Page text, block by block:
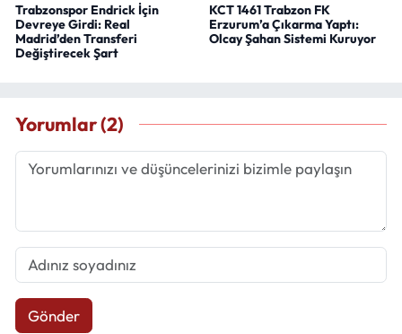
Trabzonspor Endrick İçin
Devreye Girdi: Real
Madrid’den Transferi
Değiştirecek Şart
KCT 1461 Trabzon FK
Erzurum’a Çıkarma Yaptı:
Olcay Şahan Sistemi Kuruyor
Yorumlar (2)
Gönder